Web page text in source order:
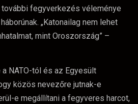
fegyverkezés véleménye
„Katonailag nem lehet
mint Oroszország” –
a NATO-tól és az Egyesült
közös nevezőre jutnak-e
e megállítani a fegyveres harcot,